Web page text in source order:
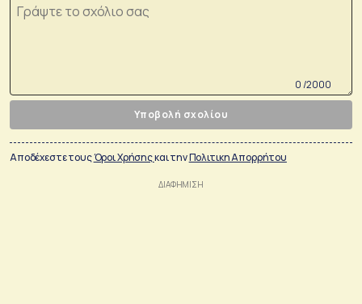
0 /2000
Υποβολή σχολίου
Αποδέχεστε τουςΌροι Χρήσηςκαι τηνΠολιτικη Απορρήτου